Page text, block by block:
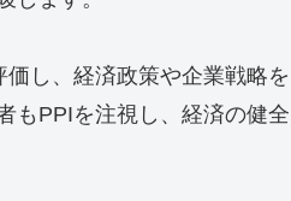
ト、エネルギー価格などの
映し、生産活動の健全性や